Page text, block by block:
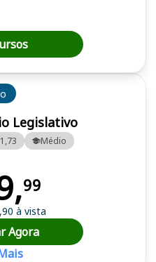
Legislativo
Médio
99
à vista
Agora